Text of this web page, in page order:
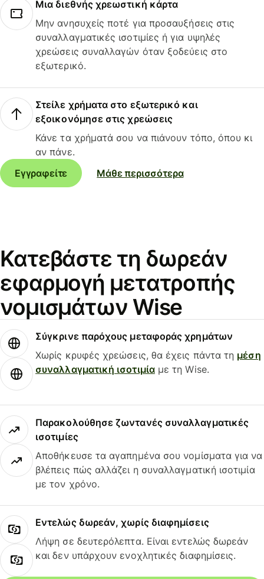
Μια διεθνής χρεωστική κάρτα
Μην ανησυχείς ποτέ για προσαυξήσεις στις
συναλλαγματικές ισοτιμίες ή για υψηλές
χρεώσεις συναλλαγών όταν ξοδεύεις στο
εξωτερικό.
Στείλε χρήματα στο εξωτερικό και
εξοικονόμησε στις χρεώσεις
Κάνε τα χρήματά σου να πιάνουν τόπο, όπου κι
αν πάνε.
Εγγραφείτε
Μάθε περισσότερα
Κατεβάστε τη δωρεάν
εφαρμογή μετατροπής
νομισμάτων Wise
Σύγκρινε παρόχους μεταφοράς χρημάτων
Χωρίς κρυφές χρεώσεις, θα έχεις πάντα τη μέση
συναλλαγματική ισοτιμίαμε τη Wise.
Παρακολούθησε ζωντανές συναλλαγματικές
ισοτιμίες
Αποθήκευσε τα αγαπημένα σου νομίσματα για να
βλέπεις πώς αλλάζει η συναλλαγματική ισοτιμία
με τον χρόνο.
Εντελώς δωρεάν, χωρίς διαφημίσεις
Λήψη σε δευτερόλεπτα. Είναι εντελώς δωρεάν
και δεν υπάρχουν ενοχλητικές διαφημίσεις.